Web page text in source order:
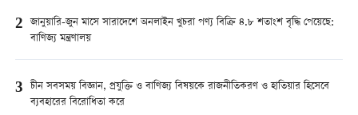
2 জানুয়ারি-জুন মাসে সারাদেশে অনলাইন খুচরা পণ্য বিক্রি ৪.৮ শতাংশ বৃদ্ধি পেয়েছে:
বাণিজ্য মন্ত্রণালয়
3 চীন সবসময় বিজ্ঞান, প্রযুক্তি ও বাণিজ্য বিষয়কে রাজনীতিকরণ ও হাতিয়ার হিসেবে
ব্যবহারের বিরোধিতা করে